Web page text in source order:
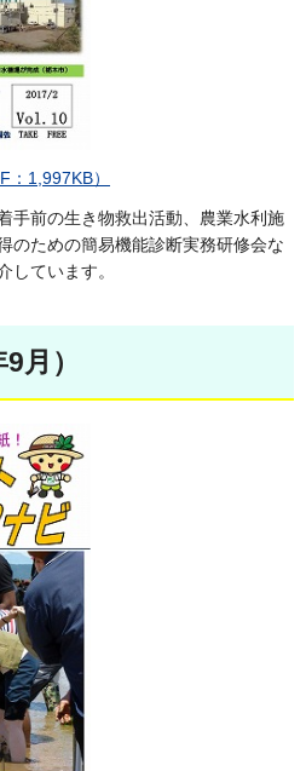
：1,997KB）
手前の生き物救出活動、農業水利施
のための簡易機能診断実務研修会な
しています。
月）